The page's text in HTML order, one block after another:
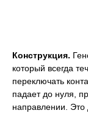
Конструкция.
который всегда
переключать
падает до нуля,
направлении. Это